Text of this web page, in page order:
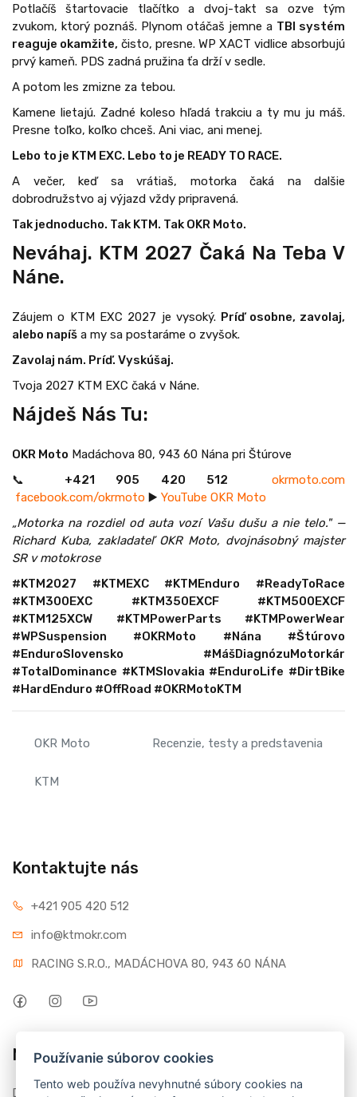
Potlačíš štartovacie tlačítko a dvoj-takt sa ozve tým
zvukom, ktorý poznáš. Plynom otáčaš jemne a TBI systém
reaguje okamžite, čisto, presne. WP XACT vidlice absorbujú
prvý kameň. PDS zadná pružina ťa drží v sedle.
A potom les zmizne za tebou.
Kamene lietajú. Zadné koleso hľadá trakciu a ty mu ju máš.
Presne toľko, koľko chceš. Ani viac, ani menej.
Lebo to je KTM EXC. Lebo to je READY TO RACE.
A večer, keď sa vrátiaš, motorka čaká na dalšie
dobrodružstvo aj výjazd vždy pripravená.
Tak jednoducho. Tak KTM. Tak OKR Moto.
Neváhaj. KTM 2027 Čaká Na Teba V
Náne.
Záujem o KTM EXC 2027 je vysoký. Príď osobne, zavolaj,
alebo napíš a my sa postaráme o zvyšok.
Zavolaj nám. Príď. Vyskúšaj.
Tvoja 2027 KTM EXC čaká v Náne.
Nájdeš Nás Tu:
OKR Moto Madáchova 80, 943 60 Nána pri Štúrove
📞 +421 905 420 512
okrmoto.com
facebook.com/okrmoto ▶️ YouTube OKR Moto
„Motorka na rozdiel od auta vozí Vašu dušu a nie telo."—
Richard Kuba, zakladateľ OKR Moto, dvojnásobný majster
SR v motokrose
#KTM2027 #KTMEXC #KTMEnduro #ReadyToRace
#KTM300EXC #KTM350EXCF #KTM500EXCF
#KTM125XCW #KTMPowerParts #KTMPowerWear
#WPSuspension #OKRMoto #Nána #Štúrovo
#EnduroSlovensko #MášDiagnózuMotorkár
#TotalDominance #KTMSlovakia #EnduroLife #DirtBike
#HardEnduro #OffRoad #OKRMotoKTM
OKR Moto Recenzie, testy a predstavenia
KTM
Kontaktujte nás
+421 905 420 512
info@ktmokr.com
RACING S.R.O., MADÁCHOVA 80, 943 60 NÁNA
Môj účet
Dashboard
Používanie súborov cookies
Tento web používa nevyhnutné súbory cookies na